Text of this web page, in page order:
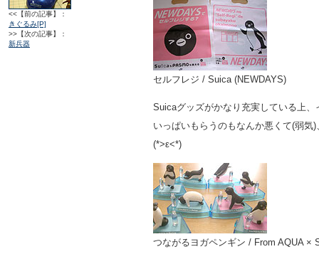
セルフレジ / Suica (NEWDAYS)
Suicaグッズがかなり充実している上
いっぱいもらうのもなんか悪くて(弱
(*>ε<*)
つながるヨガペンギン / From AQUA ×
<<【前の記事】：
きぐるみ[P]
>>【次の記事】：
新兵器